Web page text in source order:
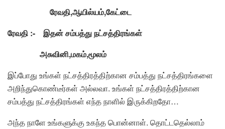
ரேவதி,ஆயில்யம்,கேட்டை
ரேவதி :- இதன் சம்பத்து நட்சத்திரங்கள்
அசுவினி,மகம்,மூலம்
இப்போது உங்கள் நட்சத்திரத்திற்கான சம்பத்து நட்சத்திரங்களை
அறிந்துகொண்டீர்கள் அல்லவா. உங்கள் நட்சத்திரத்திற்கான
சம்பத்து நட்சத்திரங்கள் எந்த நாளில் இருக்கிறதோ…
அந்த நாளே உங்களுக்கு உகந்த பொன்னாள். தொட்டதெல்லாம்